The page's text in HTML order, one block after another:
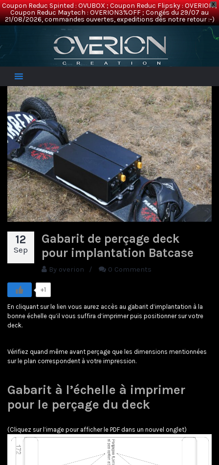
X
Coupon Reduc Spinted : OVUBOX ; Coupon Reduc Flipsky : OVERION ;
Coupon Reduc Maytech : OVERION3%OFF ; Congés du 29/07 au
21/08/2026, commandes ouvertes, expeditions dès notre retour :-)
Overion
Electric Mountainboards
12
Sep
Gabarit de perçage deck
pour implantation Batcase
By overion / 0 Comments
+1
En cliquant sur le lien vous aurez accès au gabarit d’implantation à la
bonne échelle qu’il vous suffira d’imprimer puis positionner sur votre
deck.
Vérifiez quand même avant perçage que les dimensions mentionnées
sur le plan correspondent à votre impression.
Gabarit à l’échelle à imprimer
pour le perçage du deck
(Cliquez sur l’image pour afficher le PDF dans un nouvel onglet)